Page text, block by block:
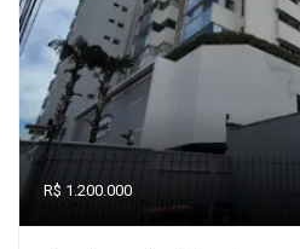
R$ 1.200.000